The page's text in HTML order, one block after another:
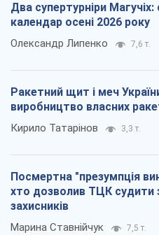
Два супертурніри
календар осені 2026 року
Олександр Липенко 7,6 т.
Ракетний щит і меч
виробництво власних
Кирило Татарінов 3,3 т.
Посмертна "презумпція
хто дозволив ТЦК судити
захисників
Марина Ставнійчук 7,5 т.